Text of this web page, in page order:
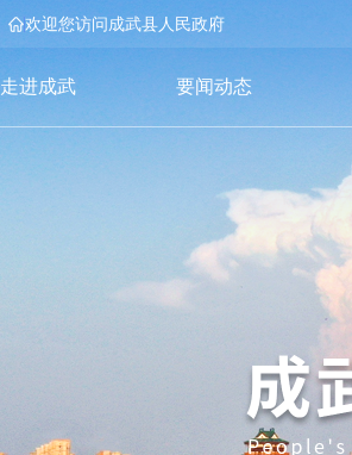
欢迎您访问成武县人民政府
走进成武 要闻动态